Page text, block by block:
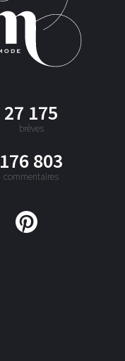
27 175
brèves
176 803
commentaires